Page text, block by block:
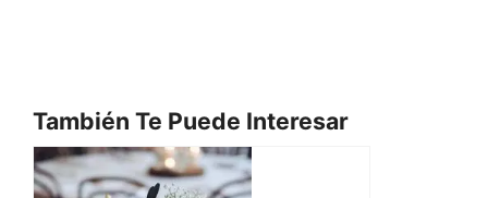
También Te Puede Interesar